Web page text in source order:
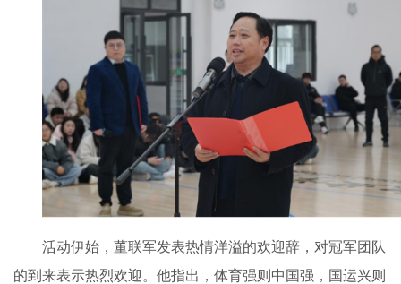
活动伊始，董联军发表热情洋溢的欢迎辞，对冠军团队
的到来表示热烈欢迎。他指出，体育强则中国强，国运兴则